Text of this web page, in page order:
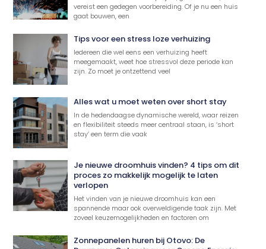
vereist een gedegen voorbereiding. Of je nu een huis
gaat bouwen, een
Tips voor een stress loze verhuizing
Iedereen die wel eens een verhuizing heeft
meegemaakt, weet hoe stressvol deze periode kan
zijn. Zo moet je ontzettend veel
Alles wat u moet weten over short stay
In de hedendaagse dynamische wereld, waar reizen
en flexibiliteit steeds meer centraal staan, is ‘short
stay’ een term die vaak
Je nieuwe droomhuis vinden? 4 tips om dit
proces zo makkelijk mogelijk te laten
verlopen
Het vinden van je nieuwe droomhuis kan een
spannende maar ook overweldigende taak zijn. Met
zoveel keuzemogelijkheden en factoren om
Zonnepanelen huren bij Otovo: De